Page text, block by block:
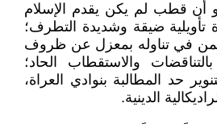
أن قطب لم يكن يقدم الإسلام
تأويلية ضيقة وشديدة التطرف؛
في تناوله بمعزل عن ظروف
والاستقطاب الحاد؛
حد المطالبة بنوادي العراة،
الدينية.